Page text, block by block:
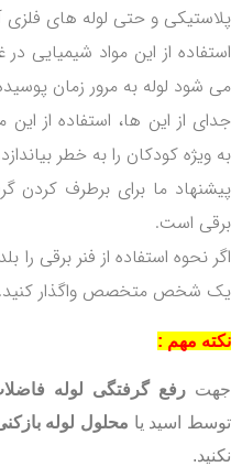
پلاستیکی و حتی لوله های فلزی
استفاده از این مواد شیمیایی
می شود لوله به مرور زمان
جدای از این ها، استفاده از
به ویژه کودکان را به خطر
پیشنهاد ما برای برطرف کردن
برقی است.
اگر نحوه استفاده از فنر برقی را
یک شخص متخصص واگذار کنید.
نکته مهم :
جهترفع گرفتگی لوله
توسط اسید یا محلول لوله
نکنید.